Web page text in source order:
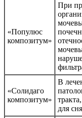
«Популюс
композитум»
При
«Солидаго
композитум»
В
для